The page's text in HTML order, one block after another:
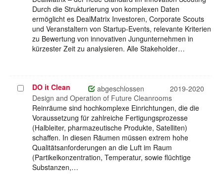
Durch die Strukturierung von komplexen Daten
ermöglicht es DealMatrix Investoren, Corporate Scouts
und Veranstaltern von Startup-Events, relevante Kriterien
zu Bewertung von innovativen Jungunternehmen in
kürzester Zeit zu analysieren. Alle Stakeholder…
Projekt
auswählen
DO it Clean abgeschlossen
2019-2020
Design and Operation of Future Cleanrooms
Reinräume sind hochkomplexe Einrichtungen, die die
Voraussetzung für zahlreiche Fertigungsprozesse
(Halbleiter, pharmazeutische Produkte, Satelliten)
schaffen. In diesen Räumen müssen extrem hohe
Qualitätsanforderungen an die Luft im Raum
(Partikelkonzentration, Temperatur, sowie flüchtige
Substanzen,…